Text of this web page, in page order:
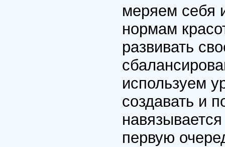
меряем себя
нормам
развивать
используем
создавать и
первую